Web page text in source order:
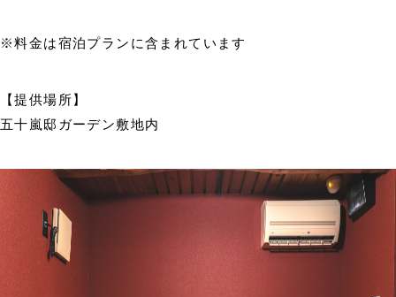
※料金は宿泊プランに含まれています
【提供場所】
五十嵐邸ガーデン敷地内